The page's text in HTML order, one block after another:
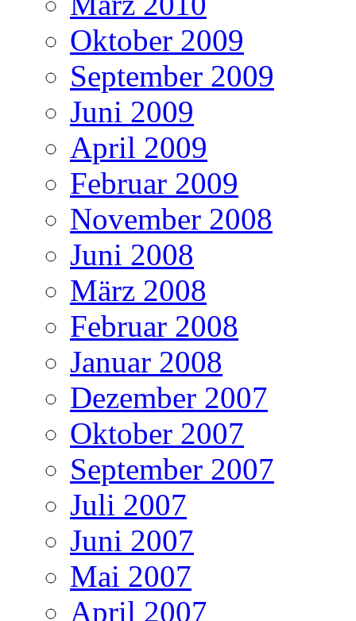
Oktober 2009
September 2009
Juni 2009
April 2009
Februar 2009
November 2008
Juni 2008
März 2008
Februar 2008
Januar 2008
Dezember 2007
Oktober 2007
September 2007
Juli 2007
Juni 2007
Mai 2007
April 2007